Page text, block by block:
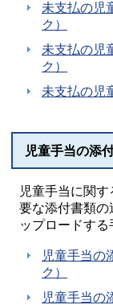
未支払の児
ク）
未支払の児
ク）
未支払の児
児童手当の添
児童手当に関
要な添付書類の
ップロードする
児童手当の
ク）
児童手当の